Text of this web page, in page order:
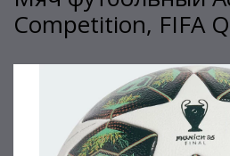
Competition, FIFA